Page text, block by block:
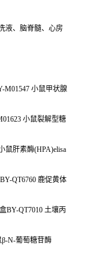
液、脑脊髓、心房
M01547 小鼠甲状腺
小鼠裂解型糖
鼠肝素酶(HPA)elisa
QT6760 鹿促黄体
BY-QT7010 土壤丙
β-N-葡萄糖苷酶